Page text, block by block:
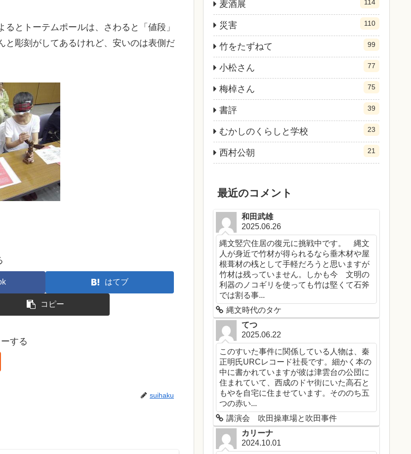
とトーテムポールは、さわると「値段」
と彫刻がしてあるけれど、安いのは表側だ
はてブ
コピー
する
suihaku
麦酒展 114
災害 110
竹をたずねて 99
小松さん 77
梅棹さん 75
書評 39
むかしのくらしと学校 23
西村公朝 21
最近のコメント
和田武雄
2025.06.26
縄文竪穴住居の復元に挑戦中です。 縄文
人が身近で竹材が得られるなら垂木材や屋
根葺材の桟として手軽だろうと思いますが
竹材は残っていません。しかも今 文明の
利器のノコギリを使っても竹は堅くて石斧
では割る事...
縄文時代のタケ
てつ
2025.06.22
このすいた事件に関係している人物は、秦
正明氏URCレコード社長です。細かく本の
中に書かれていますが彼は津雲台の公団に
住まれていて、西成のドヤ街にいた高石と
もやを自宅に住ませています。そののち五
つの赤い...
講演会 吹田操車場と吹田事件
カリーナ
2024.10.01